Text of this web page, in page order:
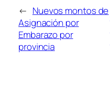
← Nuevos montos de
Asignación por
Embarazo por
provincia